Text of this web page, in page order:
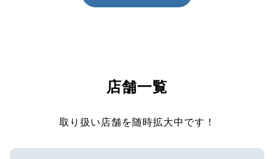
店舗一覧
取り扱い店舗を随時拡大中です！